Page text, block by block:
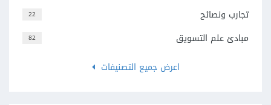
22 تجارب ونصائح
82
مبادئ علم التسويق
اعرض جميع التصنيفات